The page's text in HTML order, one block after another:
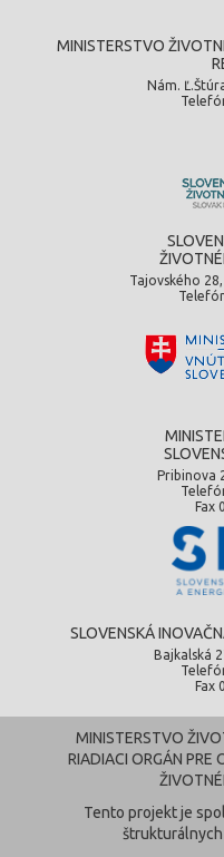
MINISTERSTVO
Nám.
Tajovského
Pribinova
Fax
SLOVENSKÁ
Bajkalská
Fax
MINISTERSTVO
RIADIACI ORGÁN PRE
Tento projekt je